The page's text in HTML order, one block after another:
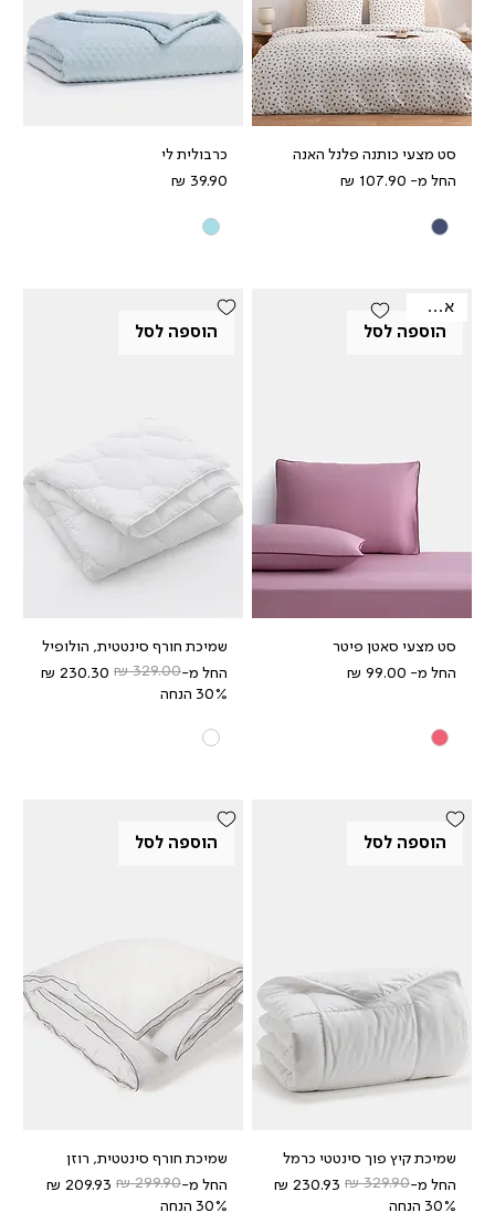
סט מצעי כותנה פלנל האנה
החל מ-
מחיר מבצע
כרבולית לי
מחיר
הוספה לסל
אאוטלט
סט מצעי סאטן פיטר
החל מ-
מחיר מבצע
הוספה לסל
שמיכת חורף סינטטית, הולופיל
החל מ-
מחיר רגיל
מחיר מבצע
30% הנחה
הוספה לסל
שמיכת קיץ פוך סינטטי כרמל
החל מ-
מחיר רגיל
מחיר מבצע
30% הנחה
הוספה לסל
שמיכת חורף סינטטית, רוזן
החל מ-
מחיר רגיל
מחיר מבצע
30% הנחה